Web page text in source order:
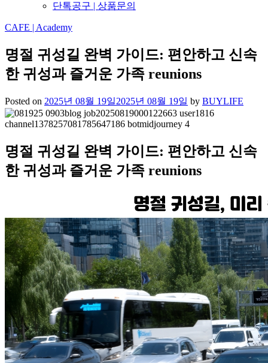
단톡공구 | 상품문의
CAFE | Academy
명절 귀성길 완벽 가이드: 편안하고 신속
한 귀성과 즐거운 가족 reunions
Posted on 2025년 08월 19일2025년 08월 19일 by BUYLIFE
명절 귀성길 완벽 가이드: 편안하고 신속
한 귀성과 즐거운 가족 reunions